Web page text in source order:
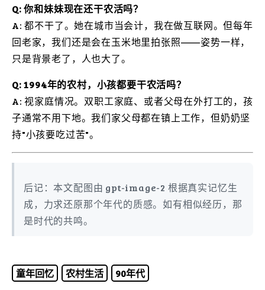
Q: 你和妹妹现在还干农活吗？
A: 都不干了。她在城市当会计，我在做互联网。但每年
回老家，我们还是会在玉米地里拍张照——姿势一样，
只是背景老了，人也大了。
Q: 1994年的农村，小孩都要干农活吗？
A: 视家庭情况。双职工家庭、或者父母在外打工的，孩
子通常不用下地。我们家父母都在镇上工作，但奶奶坚
持"小孩要吃过苦"。
后记：本文配图由 gpt-image-2 根据真实记忆生
成，力求还原那个年代的质感。如有相似经历，那
是时代的共鸣。
童年回忆 农村生活 90年代